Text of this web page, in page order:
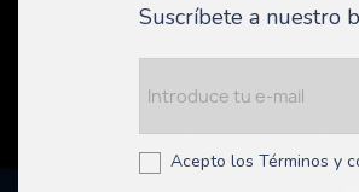
Suscríbete a nuestro
Acepto los Términos y